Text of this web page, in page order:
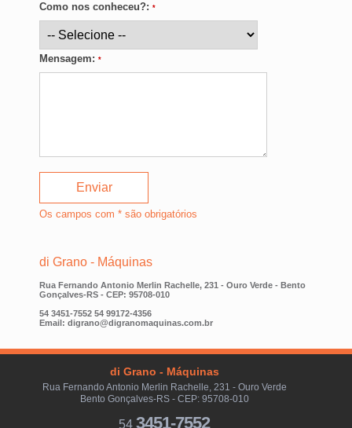
Como nos conheceu?: *
Mensagem: *
Os campos com * são obrigatórios
di Grano - Máquinas
Rua Fernando Antonio Merlin Rachelle, 231 - Ouro Verde - Bento
Gonçalves-RS - CEP: 95708-010
54 3451-7552 54 99172-4356
Email: digrano@digranomaquinas.com.br
di Grano - Máquinas
Rua Fernando Antonio Merlin Rachelle, 231 - Ouro Verde
Bento Gonçalves-RS - CEP: 95708-010
54 3451-7552